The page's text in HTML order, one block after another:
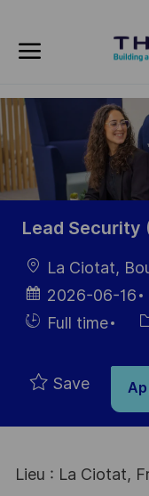
-
Lead Security
LocationLa Ciotat,
Posted
Date
2026-06-16
HiringFull time
Save
Lieu : La Ciotat,